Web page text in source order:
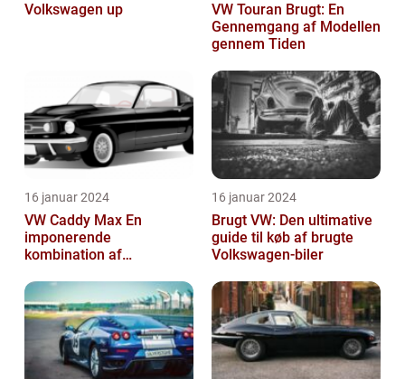
Volkswagen up
VW Touran Brugt: En
Gennemgang af Modellen
gennem Tiden
16 januar 2024
VW Caddy Max En
imponerende
kombination af
og komfort
16 januar 2024
Brugt VW: Den ultimative
guide til køb af brugte
Volkswagen-biler